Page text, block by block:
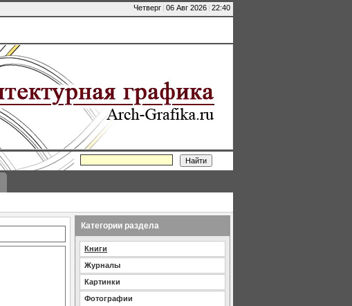
Четверг | 06 Авг 2026 | 22:40
Категории раздела
Книги
Журналы
Картинки
Фотографии